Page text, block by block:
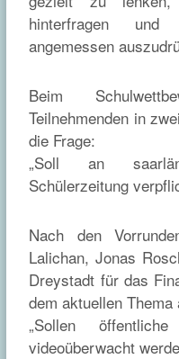
hinterfragen
angemessen
Beim
Teilnehmenden in
die Frage:
„Soll an
Schülerzeitung
Nach den
Lalichan, Jonas
Dreystadt für das
dem aktuellen Thema
„Sollen ö
videoüberwacht